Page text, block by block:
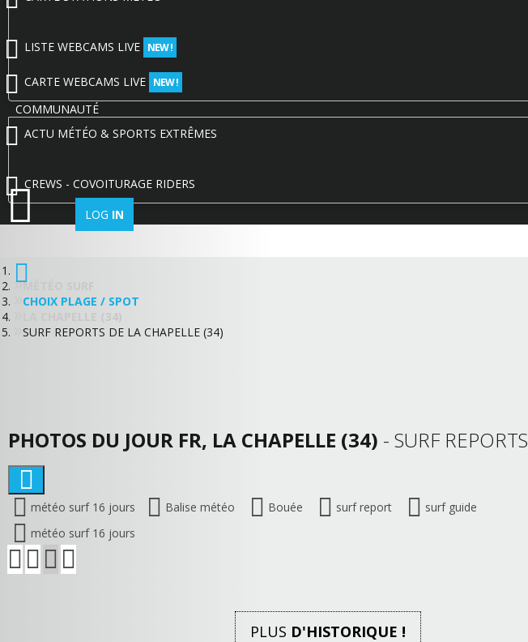
LISTE WEBCAMS LIVE NEW !
CARTE WEBCAMS LIVE NEW !
COMMUNAUTÉ
ACTU MÉTÉO & SPORTS EXTRÊMES
CREWS - COVOITURAGE RIDERS
LOG IN
MÉTÉO SURF
CHOIX PLAGE / SPOT
SURF REPORTS DE LA CHAPELLE (34)
PHOTOS DU JOUR FR, LA CHAPELLE (34) - SURF REPORTS
météo surf 16 jours Balise météo Bouée surf report
surf guide
météo surf 16 jours
PLUS D'HISTORIQUE !